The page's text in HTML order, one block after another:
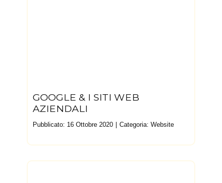
GOOGLE & I SITI WEB
AZIENDALI
Pubblicato: 16 Ottobre 2020 Categoria: Website